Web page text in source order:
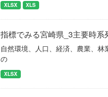
XLSX XLS
指標でみる宮崎県_3主要時系
自然環境、人口、経済、農業、
の
XLSX